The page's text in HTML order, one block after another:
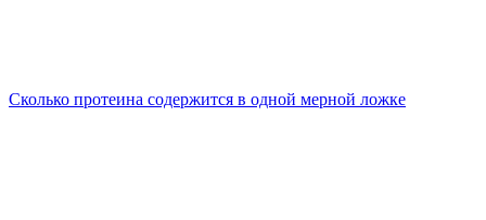
Сколько протеина содержится в одной мерной ложке